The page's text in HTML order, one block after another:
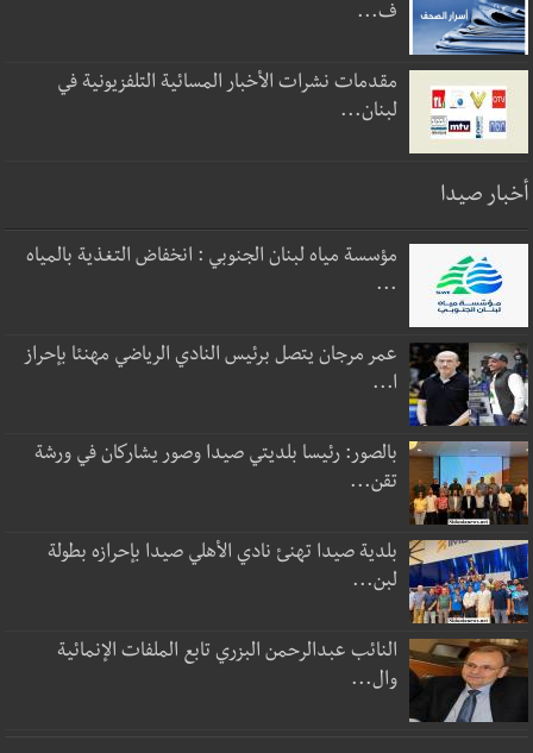
ف...
مقدمات نشرات الأخبار المسائية التلفزيونية في
لبنان...
أخبار صيدا
مؤسسة مياه لبنان الجنوبي : انخفاض التغذية بالمياه
...
عمر مرجان يتصل برئيس النادي الرياضي مهنئا بإحراز
ا...
بالصور: رئيسا بلديتي صيدا وصور يشاركان في ورشة
تقن...
بلدية صيدا تهنئ نادي الأهلي صيدا بإحرازه بطولة
لبن...
النائب عبدالرحمن البزري تابع الملفات الإنمائية
وال...